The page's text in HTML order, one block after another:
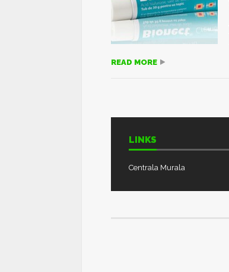
READ MORE
LINKS
Centrala Murala